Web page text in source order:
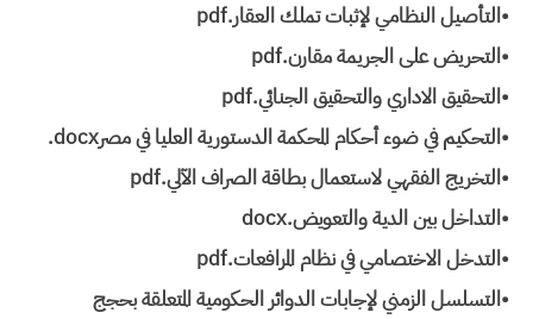
•التأصيل النظامي لإثبات تملك العقار.pdf
•التحريض على الجريمة مقارن.pdf
•التحقيق الاداري والتحقيق الجنائي.pdf
•التحكيم في ضوء أحكام المحكمة الدستورية العليا في مصر‎.docx
•التخريج الفقهي لاستعمال بطاقة الصراف الآلي.pdf
•التداخل بين الدية والتعويض.docx
•التدخل الاختصامي في نظام المرافعات.pdf
•التسلسل الزمني لإجابات الدوائر الحكومية المتعلقة بحجج